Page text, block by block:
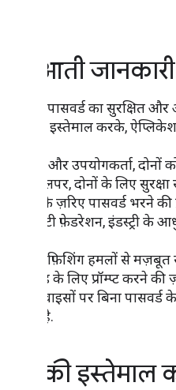
शुरुआती जानकारी
पासकी, पासवर्ड का सुरक्षित
पैटर्न का इस्तेमाल करके,
डेवलपर और उपयोगकर्ता,
और डेवलपर, दोनों के लिए
सुविधा के ज़रिए पासवर्ड भरने
आइडेंटिटी फ़ेडरेशन, इंडस्ट्री के
पासकी, फ़िशिंग हमलों से
पासकोड के लिए प्रॉम्प्ट करने
सभी डिवाइसों पर बिना
मिलती है.
पासकी